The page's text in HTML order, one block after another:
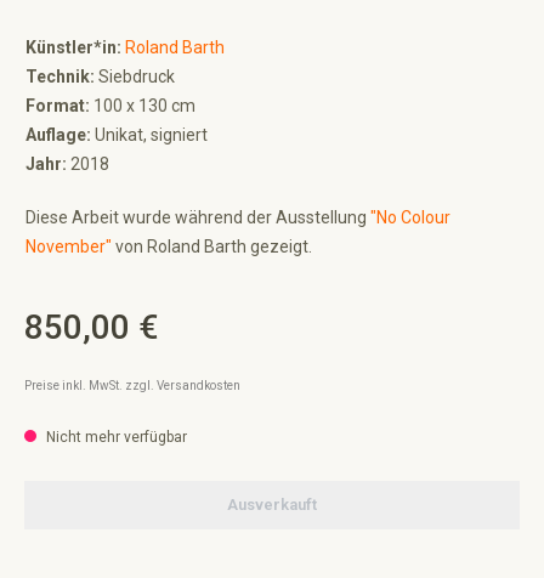
Künstler*in: Roland Barth
Technik: Siebdruck
Format: 100 x 130 cm
Auflage: Unikat, signiert
Jahr: 2018
Diese Arbeit wurde während der Ausstellung "No Colour
November" von Roland Barth gezeigt.
Regulärer Preis:
850,00 €
Preise inkl. MwSt. zzgl. Versandkosten
Nicht mehr verfügbar
Ausverkauft